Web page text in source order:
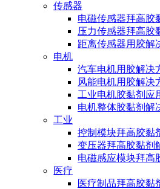
传感器
电磁传感器拜高胶
压力传感器拜高胶
距离传感器用胶解
电机
汽车电机用胶解决
风能电机用胶解决
工业电机胶黏剂应
电机整体胶黏剂解
工业
控制模块拜高胶黏
变压器拜高胶黏剂
电磁感应模块拜高
医疗
医疗制品拜高胶黏